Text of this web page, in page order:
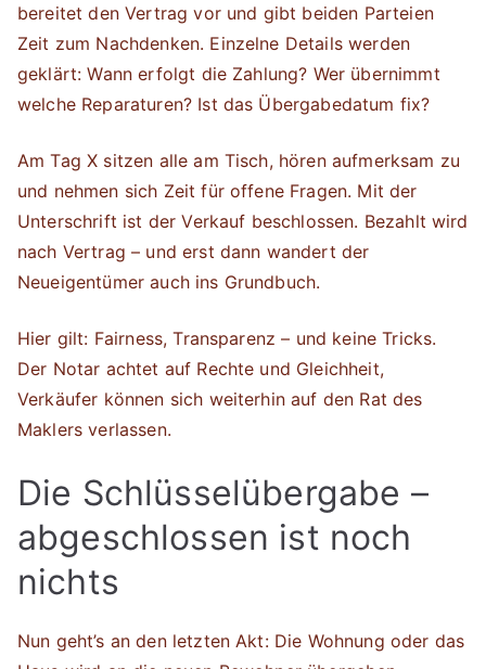
bereitet den Vertrag vor und gibt beiden Parteien
Zeit zum Nachdenken. Einzelne Details werden
geklärt: Wann erfolgt die Zahlung? Wer übernimmt
welche Reparaturen? Ist das Übergabedatum fix?
Am Tag X sitzen alle am Tisch, hören aufmerksam zu
und nehmen sich Zeit für offene Fragen. Mit der
Unterschrift ist der Verkauf beschlossen. Bezahlt wird
nach Vertrag – und erst dann wandert der
Neueigentümer auch ins Grundbuch.
Hier gilt: Fairness, Transparenz – und keine Tricks.
Der Notar achtet auf Rechte und Gleichheit,
Verkäufer können sich weiterhin auf den Rat des
Maklers verlassen.
Die Schlüsselübergabe –
abgeschlossen ist noch
nichts
Nun geht’s an den letzten Akt: Die Wohnung oder das